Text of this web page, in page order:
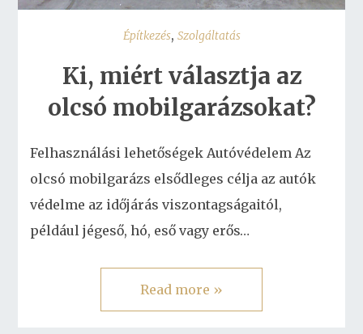
Építkezés, Szolgáltatás
Ki, miért választja az
olcsó mobilgarázsokat?
Felhasználási lehetőségek Autóvédelem Az
olcsó mobilgarázs elsődleges célja az autók
védelme az időjárás viszontagságaitól,
például jégeső, hó, eső vagy erős…
Read more »